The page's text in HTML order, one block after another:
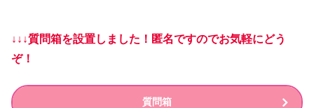
↓↓↓質問箱を設置しました！匿名ですのでお気軽にどう
ぞ！
質問箱